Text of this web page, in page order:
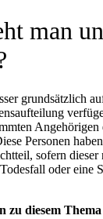
man
grundsätzlich
Personen
sofern
oder eine
zu diesem